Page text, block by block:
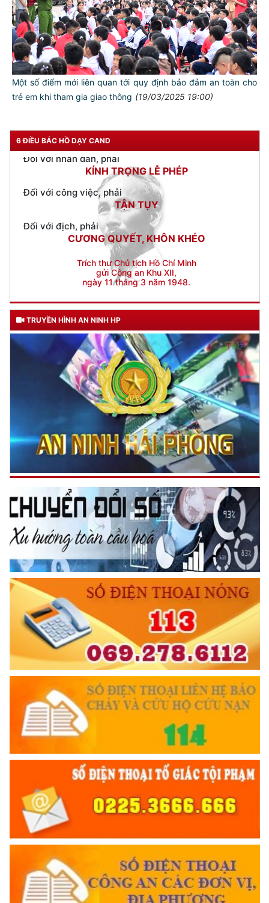
Một số điểm mới liên quan tới quy định bảo đảm an toàn cho
trẻ em khi tham gia giao thông (19/03/2025 19:00)
6 ĐIỀU BÁC HỒ DẠY CAND
Đối với tự mình, phải
CẦN, KIỆM, LIÊM, CHÍNH
Đối với đồng sự, phải
THÂN ÁI GIÚP ĐỠ
Đối với chính phủ, phải
TUYỆT ĐỐI TRUNG THÀNH
Đối với công việc, phải
TẬN TỤY
CƯƠNG QUYẾT, KHÔN KHÉO
Trích thư Chủ tịch Hồ Chí Minh
gửi Công an Khu XII,
ngày 11 tháng 3 năm 1948.
TRUYỀN HÌNH AN NINH HP